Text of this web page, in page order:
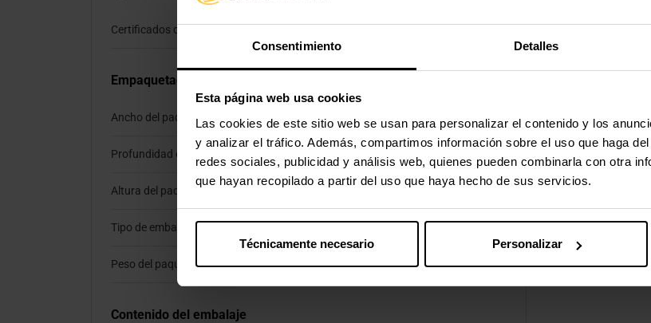
Consentimiento Detalles
Esta página web usa cookies
Las cookies de este sitio web se usan para personalizar el contenido y los
y analizar el tráfico. Además, compartimos información sobre el uso que haga
redes sociales, publicidad y análisis web, quienes pueden combinarla con otra
que hayan recopilado a partir del uso que haya hecho de sus servicios.
Técnicamente necesario Personalizar
Certificados de conformidad
Empaquetado
Ancho del paquete 230 mm
Profundidad del paquete
Altura del paquete
Tipo de embalaje
Peso del paquete 337 g
Contenido del embalaje